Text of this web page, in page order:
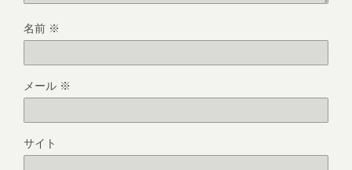
名前 ※
メール ※
サイト